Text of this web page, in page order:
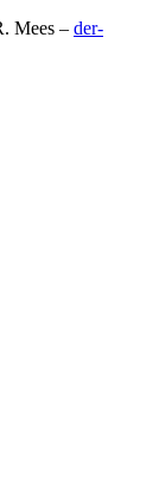
Mees – der-